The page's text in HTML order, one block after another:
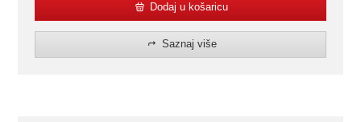
Dodaj u košaricu
Saznaj više